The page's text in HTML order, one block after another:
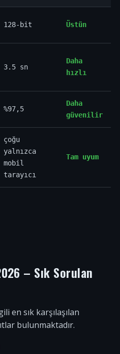
128-bit Üstün
3.5 sn
Daha
hızlı
%97,5
Daha
güvenilir
çoğu
yalnızca
mobil
tarayıcı
Tam uyum
– Sık Sorulan
en sık karşılaşılan
bulunmaktadır.